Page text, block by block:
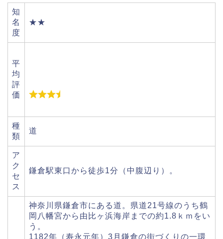
知
名
度
★★
平
均
評
価
種
類
道
ア
ク
セ
ス
鎌倉駅東口から徒歩1分（中腹辺り）。
神奈川県鎌倉市にある道。県道21号線のうち鶴
岡八幡宮から由比ヶ浜海岸までの約1.8ｋｍをい
う。
1182年（寿永元年）3月鎌倉の街づくりの一環